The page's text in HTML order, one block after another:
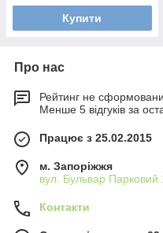
Купити
Про нас
Рейтинг не
Менше 5 відгуків за
Працює з 25.02.2015
м. Запоріжжя
вул. Бульвар
Контакти